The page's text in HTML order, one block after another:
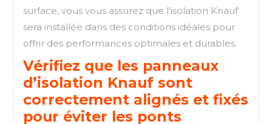
surface, vous vous assurez que l’isolation Knauf
sera installée dans des conditions idéales pour
offrir des performances optimales et durables.
Vérifiez que les panneaux
d’isolation Knauf sont
correctement alignés et fixés
pour éviter les ponts